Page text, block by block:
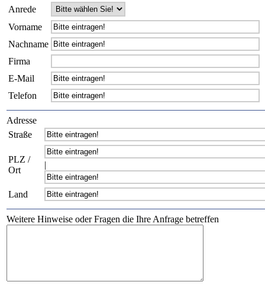
Anrede
Vorname
Nachname
Firma
E-Mail
Telefon
Adresse
Straße
PLZ /
Ort
|
Land
Weitere Hinweise oder Fragen die Ihre Anfrage betreffen